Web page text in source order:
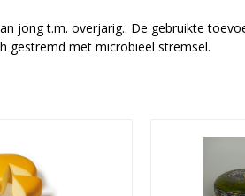
jong t.m. overjarig.. De gebruikte
gestremd met microbiëel stremsel.